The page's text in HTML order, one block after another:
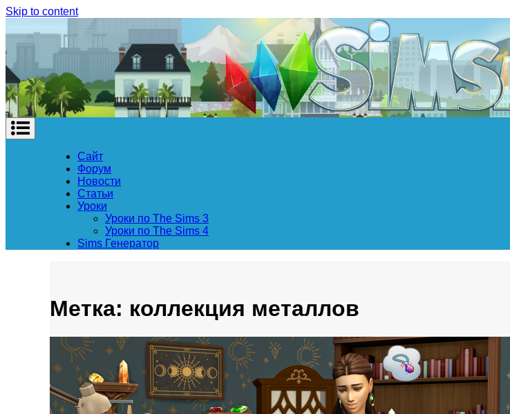
Skip to content
Сайт
Форум
Новости
Статьи
Уроки
Уроки по The Sims 3
Уроки по The Sims 4
Sims Генератор
Метка: коллекция металлов